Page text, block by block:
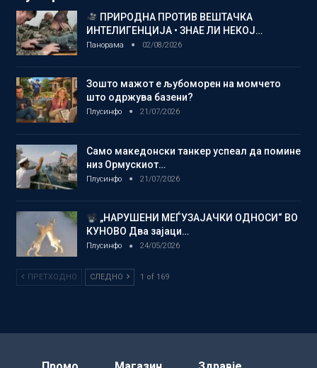
ПРИРОДНА ПРОТИВ ВЕШТАЧКА
ИНТЕЛИГЕНЦИЈА • ЗНАЕ ЛИ НЕКОЈ…
Панорама 02/08/2026
Зошто мажот е љубоморен на момчето
што одржува базени?
Плусинфо 21/07/2026
Само македонски танкер успеал да помине
низ Ормускиот…
Плусинфо 21/07/2026
„НАРУШЕНИ МЕЃУЗАЈАЧКИ ОДНОСИ“ ВО
КУНОВО Два зајаци…
Плусинфо 24/05/2026
ПРЕТХОДНО СЛЕДНО 1 of 169